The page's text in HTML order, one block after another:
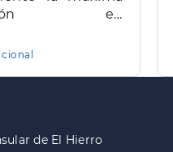
en
de El Hierro